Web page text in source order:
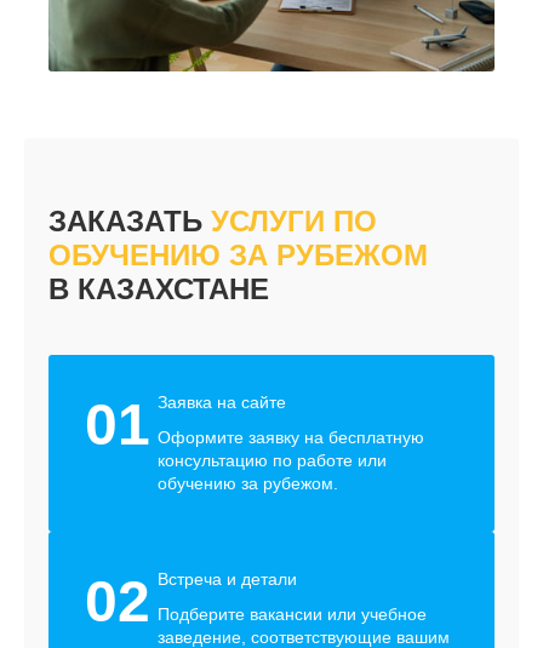
ЗАКАЗАТЬ УСЛУГИ ПО
ОБУЧЕНИЮ ЗА РУБЕЖОМ
В КАЗАХСТАНЕ
01 Заявка на сайте
Оформите заявку на бесплатную
консультацию по работе или
обучению за рубежом.
02 Встреча и детали
Подберите вакансии или учебное
заведение, соответствующие вашим